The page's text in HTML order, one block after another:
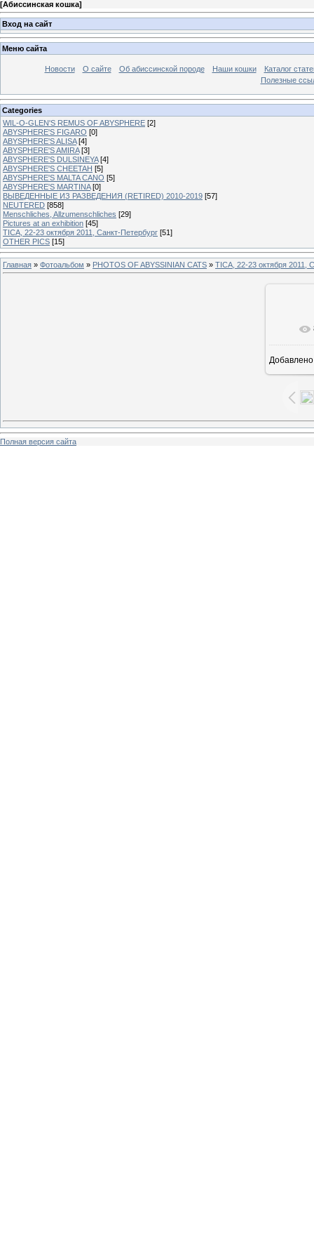
[Абиссинская кошка]
Вход на сайт
Меню сайта
Новости О сайте Об абиссинской породе Наши кошки
Каталог
Полезные
Categories
WIL-O-GLEN'S REMUS OF ABYSPHERE [2]
ABYSPHERE'S FIGARO [0]
ABYSPHERE'S ALISA [4]
ABYSPHERE'S AMIRA [3]
ABYSPHERE'S DULSINEYA [4]
ABYSPHERE'S CHEETAH [5]
ABYSPHERE'S MALTA CANO [5]
ABYSPHERE'S MARTINA [0]
ВЫВЕДЕННЫЕ ИЗ РАЗВЕДЕНИЯ (RETIRED) 2010-2019 [57]
NEUTERED [858]
Menschliches, Allzumenschliches [29]
Pictures at an exhibition [45]
TICA, 22-23 октября 2011, Санкт-Петербург [51]
OTHER PICS [15]
Главная » Фотоальбом » PHOTOS OF ABYSSINIAN CATS » TICA, 22-23 октября 2011,
В
Добавлено
Полная версия сайта